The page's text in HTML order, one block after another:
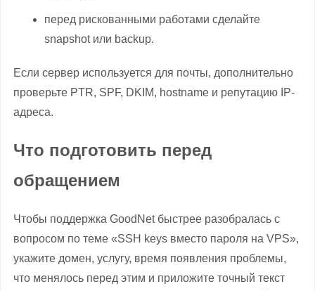
перед рискованными работами сделайте
snapshot или backup.
Если сервер используется для почты, дополнительно
проверьте PTR, SPF, DKIM, hostname и репутацию IP-
адреса.
Что подготовить перед
обращением
Чтобы поддержка GoodNet быстрее разобралась с
вопросом по теме «SSH keys вместо пароля на VPS»,
укажите домен, услугу, время появления проблемы,
что менялось перед этим и приложите точный текст